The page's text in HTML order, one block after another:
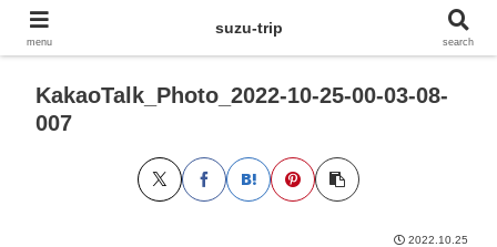
KakaoTalk_Photo_2022-10-25-00-03-08-
007
2022.10.25
menu
suzu-trip
search